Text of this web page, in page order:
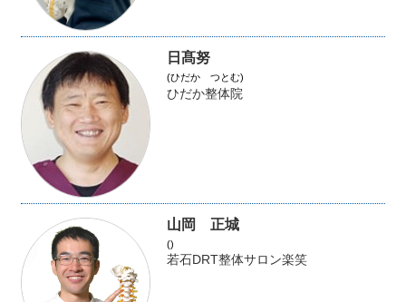
日髙努
(ひだか つとむ)
ひだか整体院
山岡 正城
()
若石DRT整体サロン楽笑